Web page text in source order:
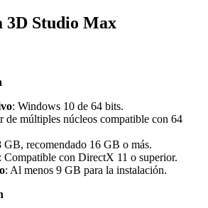
3D Studio Max
: Windows 10 de 64 bits.
de múltiples núcleos compatible con 64
recomendado 16 GB o más.
: Compatible con DirectX 11 o superior.
: Al menos 9 GB para la instalación.